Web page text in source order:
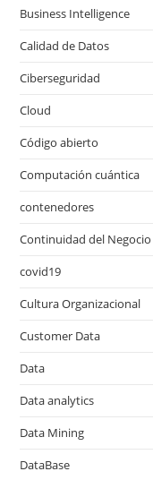
Business Intelligence
Calidad de Datos
Ciberseguridad
Cloud
Código abierto
Computación cuántica
contenedores
Continuidad del Negocio
covid19
Cultura Organizacional
Customer Data
Data
Data analytics
Data Mining
DataBase